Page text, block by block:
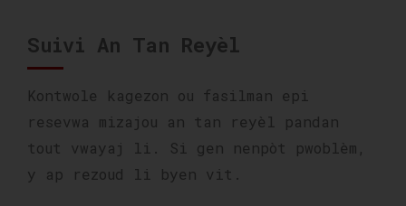
Suivi An Tan Reyèl
Kontwole kagezon ou fasilman epi
resevwa mizajou an tan reyèl pandan
tout vwayaj li. Si gen nenpòt pwoblèm,
y ap rezoud li byen vit.